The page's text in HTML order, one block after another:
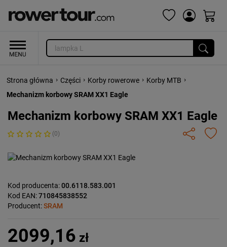
Strona główna › Części › Korby rowerowe › Korby MTB ›
Mechanizm korbowy SRAM XX1 Eagle
Mechanizm korbowy SRAM XX1 Eagle
(0)
Kod producenta:00.6118.583.001
Kod EAN:710845838552
Producent:SRAM
2099,16 zł